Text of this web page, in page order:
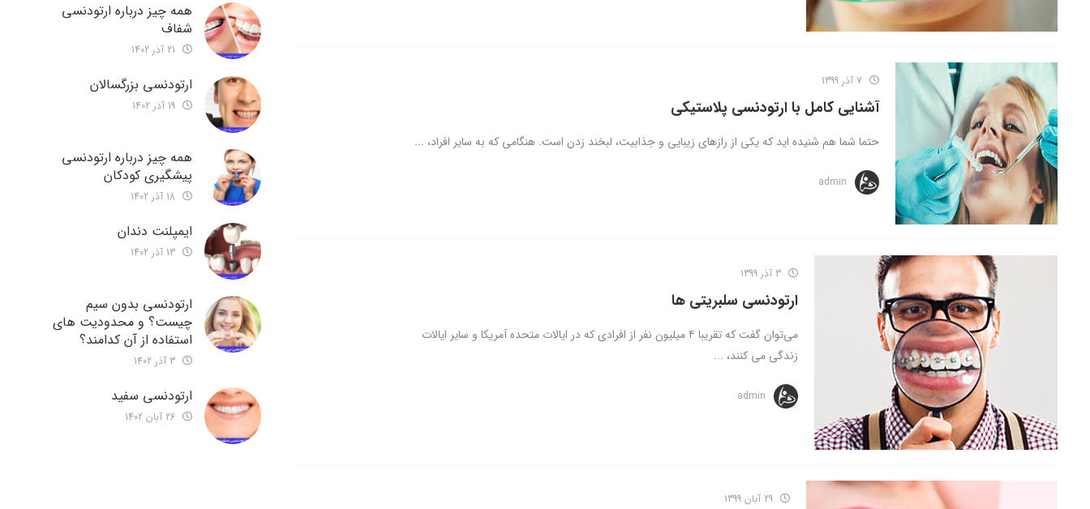
آشنایی کامل با ارتودنسی پلاستیکی
حتما شما هم شنیده اید که یکی از رازهای زیبایی و جذابیت، لبخند زدن است. هنگامی که به سایر افراد، ...
admin
ارتودنسی سلبریتی ها
می‌توان گفت که تقریبا ۴ میلیون نفر از افرادی که در ایالات متحده آمریکا و سایر ایالات
زندگی می کنند، ...
admin
همه چیز درباره ارتودنسی
شفاف
ارتودنسی بزرگسالان
همه چیز درباره ارتودنسی
پیشگیری کودکان
ایمپلنت دندان
ارتودنسی بدون سیم
چیست؟ و محدودیت های
استفاده از آن کدامند؟
ارتودنسی سفید